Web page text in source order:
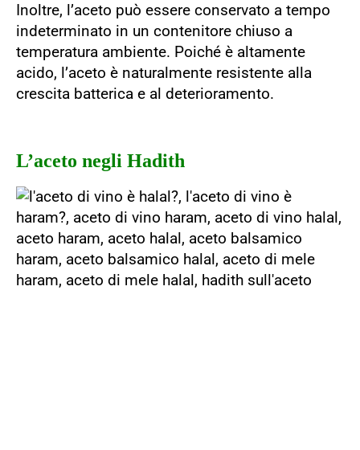
Inoltre, l’aceto può essere conservato a tempo
indeterminato in un contenitore chiuso a
temperatura ambiente. Poiché è altamente
acido, l’aceto è naturalmente resistente alla
crescita batterica e al deterioramento.
L’aceto negli Hadith